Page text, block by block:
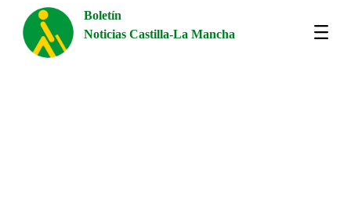
Boletín
Noticias Castilla-La Mancha